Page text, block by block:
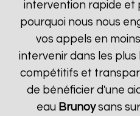
intervention rapide et
pourquoi nous nous
vos appels en
intervenir dans les
compétitifs et
de bénéficier d'une
eau Brunoysans